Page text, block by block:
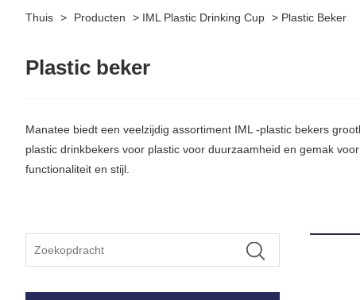
Thuis > Producten > IML Plastic Drinking Cup > Plastic Beker
Plastic beker
Manatee biedt een veelzijdig assortiment IML -plastic bekers
plastic drinkbekers voor plastic voor duurzaamheid en gemak
functionaliteit en stijl.